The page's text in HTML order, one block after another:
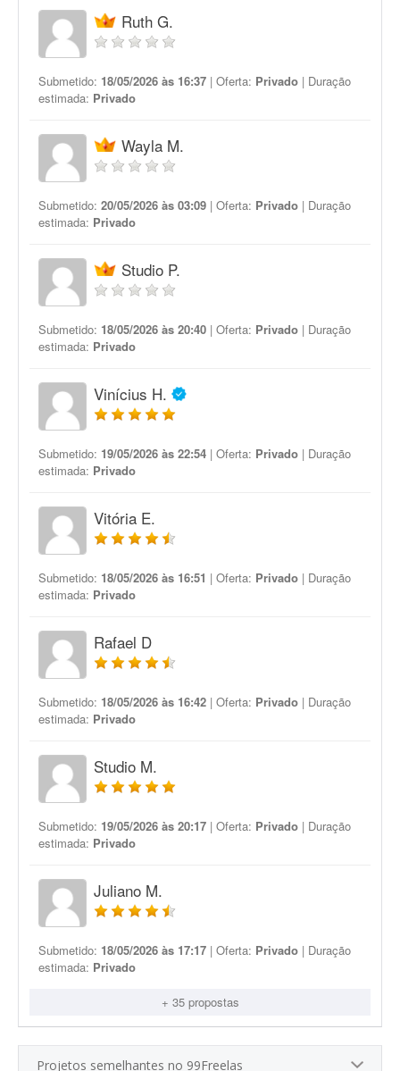
Ruth G.
Submetido: 18/05/2026 às 16:37 | Oferta: Privado | Duração
estimada: Privado
Wayla M.
Submetido: 20/05/2026 às 03:09 | Oferta: Privado | Duração
estimada: Privado
Studio P.
Submetido: 18/05/2026 às 20:40 | Oferta: Privado | Duração
estimada: Privado
Vinícius H.
Submetido: 19/05/2026 às 22:54 | Oferta: Privado | Duração
estimada: Privado
Vitória E.
Submetido: 18/05/2026 às 16:51 | Oferta: Privado | Duração
estimada: Privado
Rafael D
Submetido: 18/05/2026 às 16:42 | Oferta: Privado | Duração
estimada: Privado
Studio M.
Submetido: 19/05/2026 às 20:17 | Oferta: Privado | Duração
estimada: Privado
Juliano M.
Submetido: 18/05/2026 às 17:17 | Oferta: Privado | Duração
estimada: Privado
+ 35 propostas
Projetos semelhantes no 99Freelas